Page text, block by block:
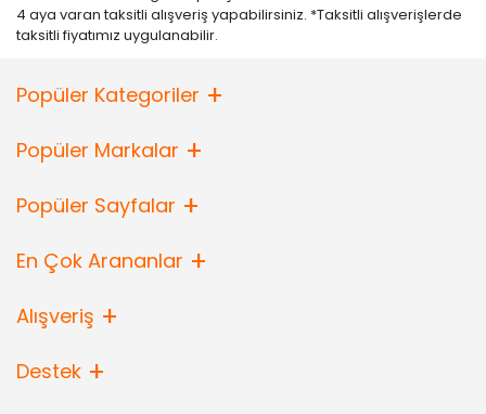
4 aya varan taksitli alışveriş yapabilirsiniz. *Taksitli alışverişlerde
taksitli fiyatımız uygulanabilir.
Popüler Kategoriler
Popüler Markalar
Popüler Sayfalar
En Çok Arananlar
Alışveriş
Destek